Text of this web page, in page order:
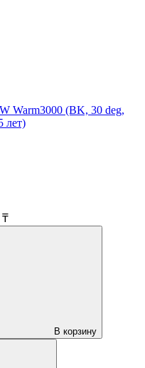
Warm3000 (BK, 30 deg,
лет)
₸
В корзину